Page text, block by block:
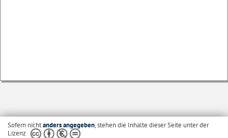
Sofern nichtanders angegeben, stehen die Inhalte dieser Seite unter der
Lizenz